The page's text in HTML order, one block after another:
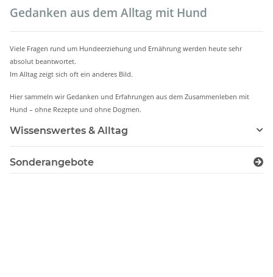
Gedanken aus dem Alltag mit Hund
Viele Fragen rund um Hundeerziehung und Ernährung werden heute sehr
absolut beantwortet.
Im Alltag zeigt sich oft ein anderes Bild.
Hier sammeln wir Gedanken und Erfahrungen aus dem Zusammenleben mit
Hund – ohne Rezepte und ohne Dogmen.
Wissenswertes & Alltag
Sonderangebote